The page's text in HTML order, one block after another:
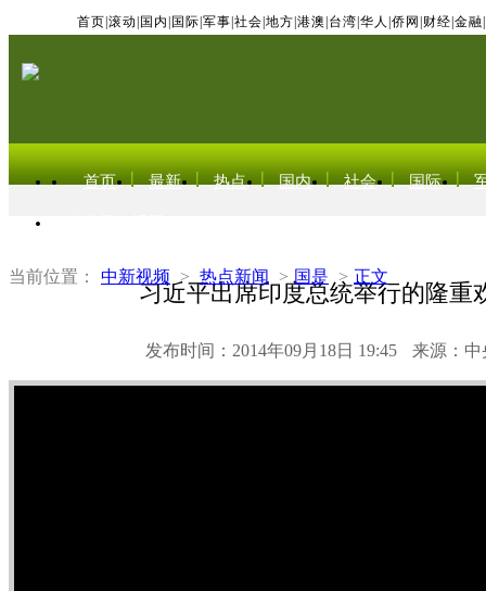
首页 滚动 国内 国际 军事 社会 地方 港澳 台湾 华人 侨网 财经 金融
首页 最新 热点 国内 社会 国际
当前位置： 中新视频 > 热点新闻 > 国是 > 正文
习近平出席印度总统举行的隆重
发布时间：2014年09月18日 19:45 来源：中